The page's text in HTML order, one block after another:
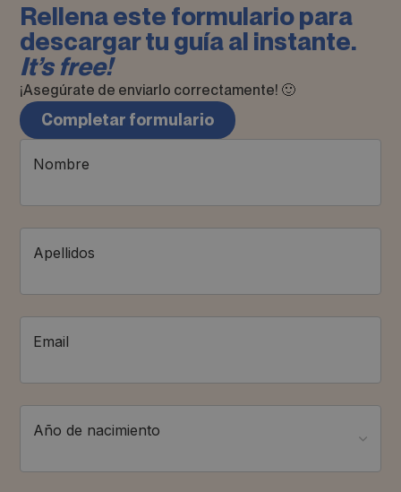
Rellena este formulario para
descargar tu guía al instante.
It’s free!
¡Asegúrate de enviarlo correctamente! 🙂
Completar formulario
Nombre
Apellidos
Email
Año de nacimiento